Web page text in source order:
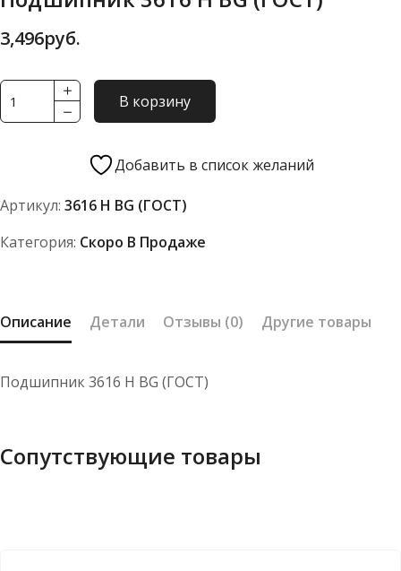
3,496руб.
Количество
товара
BG
В корзину
Добавить в список желаний
Артикул: 3616 Н BG (ГОСТ)
Категория: Скоро В Продаже
Описание Детали Отзывы (0) Другие товары
Подшипник 3616 Н BG (ГОСТ)
Сопутствующие товары